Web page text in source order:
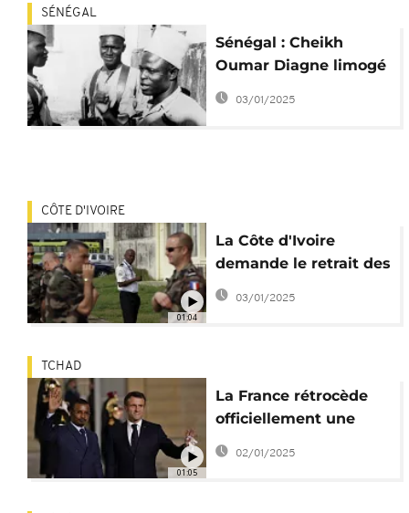
SÉNÉGAL
Sénégal : Cheikh
Oumar Diagne limogé
pour ses propos sur
03/01/2025
01:04
CÔTE D'IVOIRE
La Côte d'Ivoire
demande le retrait des
forces françaises
03/01/2025
01:05
TCHAD
La France rétrocède
officiellement une
première base
militaire au Tchad
02/01/2025